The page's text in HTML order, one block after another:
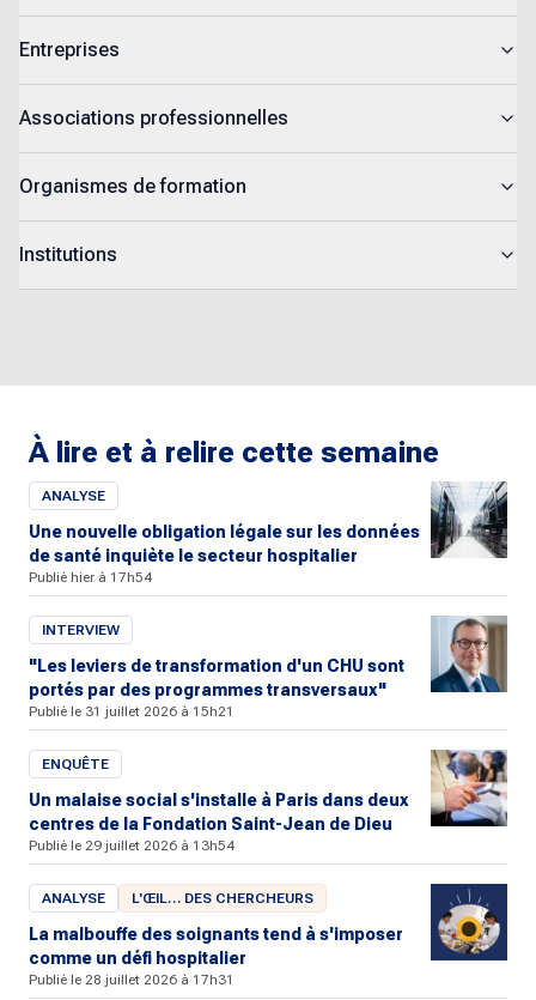
Entreprises
Associations professionnelles
Organismes de formation
Institutions
À lire et à relire cette semaine
ANALYSE
Une nouvelle obligation légale sur les données
de santé inquiète le secteur hospitalier
Publié hier à 17h54
INTERVIEW
"Les leviers de transformation d'un CHU sont
portés par des programmes transversaux"
Publié le 31 juillet 2026 à 15h21
ENQUÊTE
Un malaise social s'installe à Paris dans deux
centres de la Fondation Saint-Jean de Dieu
Publié le 29 juillet 2026 à 13h54
ANALYSE L'ŒIL… DES CHERCHEURS
La malbouffe des soignants tend à s'imposer
comme un défi hospitalier
Publié le 28 juillet 2026 à 17h31